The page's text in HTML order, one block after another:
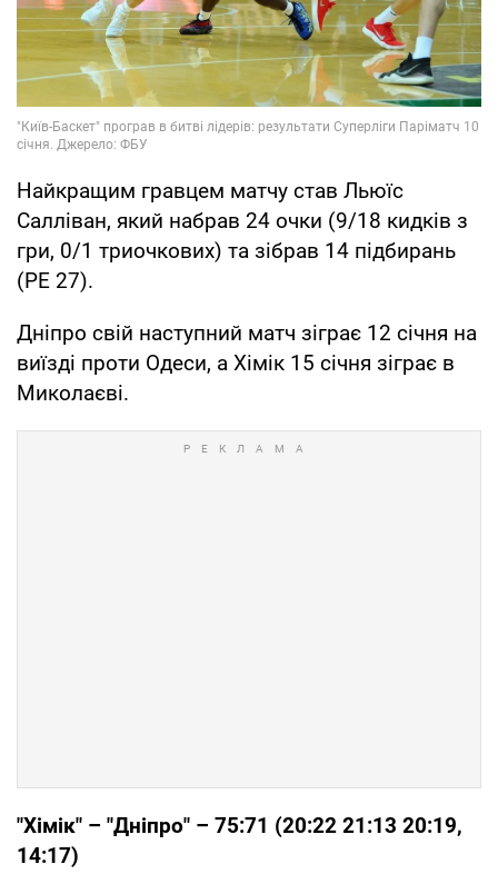
Найкращим гравцем матчу став Льюїс
Салліван, який набрав 24 очки (9/18 кидків з
гри, 0/1 триочкових) та зібрав 14 підбирань
(РЕ 27).
Дніпро свій наступний матч зіграє 12 січня на
виїзді проти Одеси, а Хімік 15 січня зіграє в
Миколаєві.
"Хімік" – "Дніпро" – 75:71 (20:22 21:13 20:19,
14:17)